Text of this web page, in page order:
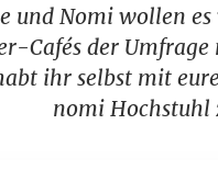
und Nomi wollen
Cafés der
ihr selbst mit
nomi Hochstuhl